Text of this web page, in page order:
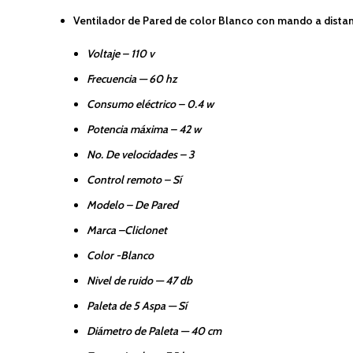
Ventilador de Pared de color Blanco con mando a
Voltaje – 110 v
Frecuencia — 60 hz
Consumo eléctrico – 0.4 w
Potencia máxima – 42 w
No. De velocidades – 3
Control remoto – Sí
Modelo – De Pared
Marca –Cliclonet
Color -Blanco
Nivel de ruido — 47 db
Paleta de 5 Aspa — Sí
Diámetro de Paleta — 40 cm